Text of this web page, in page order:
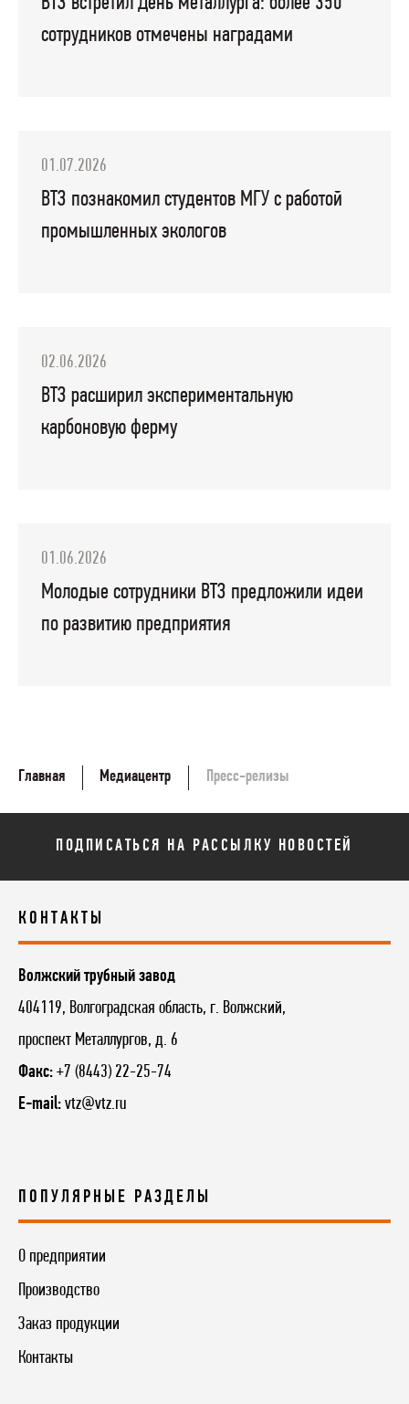
сотрудников отмечены наградами
01.07.2026
ВТЗ познакомил студентов МГУ с работой
промышленных экологов
02.06.2026
ВТЗ расширил экспериментальную
карбоновую ферму
01.06.2026
Молодые сотрудники ВТЗ предложили идеи
по развитию предприятия
Главная Медиацентр Пресс-релизы
ПОДПИСАТЬСЯ НА РАССЫЛКУ НОВОСТЕЙ
КОНТАКТЫ
Волжский трубный завод
404119, Волгоградская область, г. Волжский,
проспект Металлургов, д. 6
Факс: +7 (8443) 22-25-74
E-mail: vtz@vtz.ru
ПОПУЛЯРНЫЕ РАЗДЕЛЫ
О предприятии
Производство
Заказ продукции
Контакты